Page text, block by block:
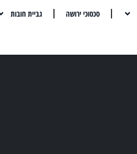
סכסוכי ירושה גביית חובות